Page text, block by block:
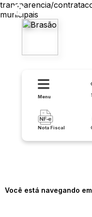
transparencia/
municipais
Menu
Nota Fiscal
Você está navegando